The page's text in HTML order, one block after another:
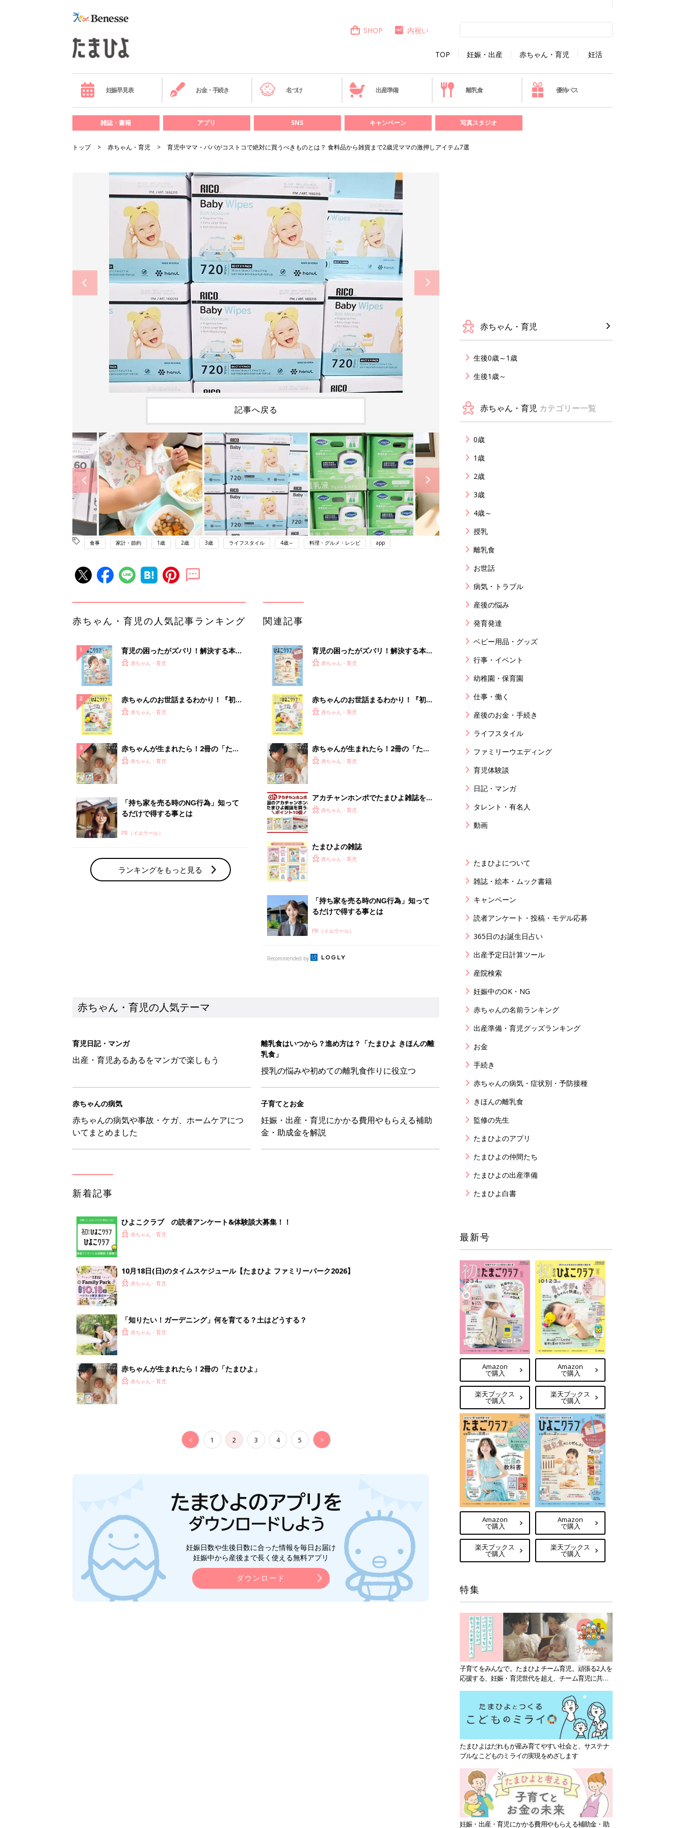
TOP 妊娠・出産 赤ちゃん・育児 妊活
SHOP 内祝い
妊娠早見表 お金・手続き 名づけ 出産準備 離乳食 優待パス
雑誌・書籍 アプリ SNS キャンペーン 写真スタジオ
トップ 赤ちゃん・育児 育児中ママ・パパがコストコで絶対に買うべきものとは？ 食料品から雑貨まで2歳児ママの激押しアイテム7選
記事へ戻る
食事 家計・節約 1歳 2歳 3歳 ライフスタイル 4歳～ 料理・グルメ・レシピ app
赤ちゃん・育児の人気記事ランキング
育児の困ったがズバリ！解決する本
『ひよこクラブ 夏号』 4カ月～2才
赤ちゃん・育児
赤ちゃんのお世話まるわかり！『初め
てのひよこクラブ 夏号』〈巻頭大特
赤ちゃん・育児
赤ちゃんが生まれたら！2冊の「たま
ひよ」
赤ちゃん・育児
「持ち家を売る時のNG行為」知って
るだけで得する事とは
PR（イエウール）
ランキングをもっと見る
関連記事
育児の困ったがズバリ！解決する本
『ひよこクラブ 秋号』 4カ月～2才
赤ちゃん・育児
赤ちゃんのお世話まるわかり！『初め
てのひよこクラブ 夏号』〈巻頭大特
赤ちゃん・育児
赤ちゃんが生まれたら！2冊の「たま
ひよ」
赤ちゃん・育児
アカチャンホンポでたまひよ雑誌を買
うとポイント10倍【期間限定】
赤ちゃん・育児
たまひよの雑誌
赤ちゃん・育児
「持ち家を売る時のNG行為」知って
るだけで得する事とは
PR（イエウール）
Recommended by
赤ちゃん・育児の人気テーマ
育児日記・マンガ
出産・育児あるあるをマンガで楽しもう
離乳食はいつから？進め方は？「たまひよ きほんの離
乳食」
授乳の悩みや初めての離乳食作りに役立つ
赤ちゃんの病気
赤ちゃんの病気や事故・ケガ、ホームケアにつ
いてまとめました
子育てとお金
妊娠・出産・育児にかかる費用やもらえる補助
金・助成金を解説
新着記事
ひよこクラブ の読者アンケート&体験談大募集！！
赤ちゃん・育児
10月18日(日)のタイムスケジュール【たまひよ ファミリーパーク2026】
赤ちゃん・育児
「知りたい！ガーデニング」何を育てる？土はどうする？
赤ちゃん・育児
赤ちゃんが生まれたら！2冊の「たまひよ」
赤ちゃん・育児
< 1 2 3 4 5 >
妊娠日数や生後日数に合った情報を毎日お届け
妊娠中から産後まで長く使える無料アプリ
ダウンロード
赤ちゃん・育児
生後0歳～1歳
生後1歳～
赤ちゃん・育児 カテゴリー一覧
0歳
1歳
2歳
3歳
4歳～
授乳
離乳食
お世話
病気・トラブル
産後の悩み
発育発達
ベビー用品・グッズ
行事・イベント
幼稚園・保育園
仕事・働く
産後のお金・手続き
ライフスタイル
ファミリーウエディング
育児体験談
日記・マンガ
タレント・有名人
動画
たまひよについて
雑誌・絵本・ムック書籍
キャンペーン
読者アンケート・投稿・モデル応募
365日のお誕生日占い
出産予定日計算ツール
産院検索
妊娠中のOK・NG
赤ちゃんの名前ランキング
出産準備・育児グッズランキング
お金
手続き
赤ちゃんの病気・症状別・予防接種
きほんの離乳食
監修の先生
たまひよのアプリ
たまひよの仲間たち
たまひよの出産準備
たまひよ白書
最新号
Amazon
で購入
楽天ブックス
で購入
Amazon
で購入
楽天ブックス
で購入
Amazon
で購入
楽天ブックス
で購入
Amazon
で購入
楽天ブックス
で購入
特集
子育てをみんなで。たまひよチーム育児。頑張る2人を
応援する、妊娠・育児世代を超え、チーム育児に共感
たまひよはだれもが産み育てやすい社会と、サステナ
ブルなこどものミライの実現をめざします
妊娠・出産・育児にかかる費用やもらえる補助金・助